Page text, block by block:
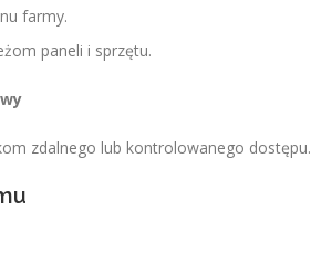
farmy.
paneli i sprzętu.
zdalnego lub kontrolowanego dostępu.